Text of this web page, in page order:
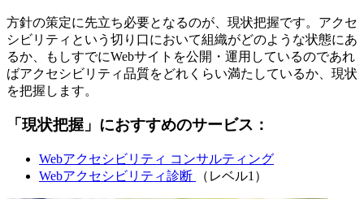
方針の策定に先立ち必要となるのが、現状把握です。アクセ
シビリティという切り口において組織がどのような状態にあ
るか、もしすでにWebサイトを公開・運用しているのであれ
ばアクセシビリティ品質をどれくらい満たしているか、現状
を把握します。
「現状把握」におすすめのサービス：
Webアクセシビリティ コンサルティング
Webアクセシビリティ診断
（レベル1）